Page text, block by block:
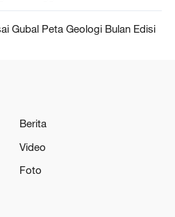
Gubal Peta Geologi Bulan Edisi
Berita
Video
Foto